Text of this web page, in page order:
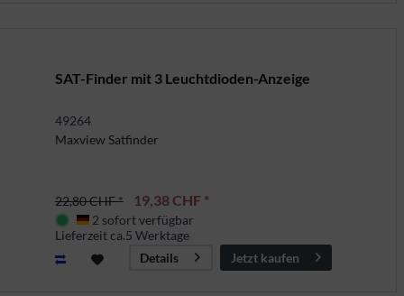
SAT-Finder mit 3 Leuchtdioden-Anzeige
49264
Maxview Satfinder
22,80 CHF * 19,38 CHF *
Deutschland
2 sofort verfügbar
Lieferzeit ca.5 Werktage
Details
Jetzt kaufen